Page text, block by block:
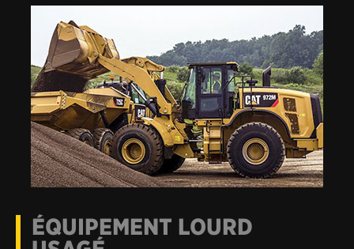
ÉQUIPEMENT LOURD
USAGÉ
Une gamme complète d'équipement usagé pour tous